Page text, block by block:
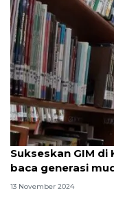
Sukseskan GIM
baca generasi
13 November 2024